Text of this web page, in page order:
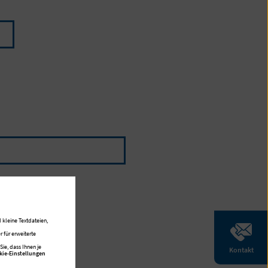
Kontakt
Textdateien,
für erweiterte
dass Ihnen je
Einstellungen